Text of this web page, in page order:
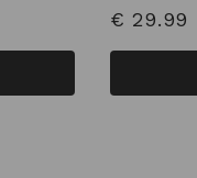
€ 29.99